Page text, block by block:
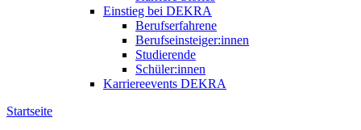
Einstieg bei DEKRA
Berufserfahrene
Berufseinsteiger:innen
Studierende
Schüler:innen
Karriereevents DEKRA
Startseite